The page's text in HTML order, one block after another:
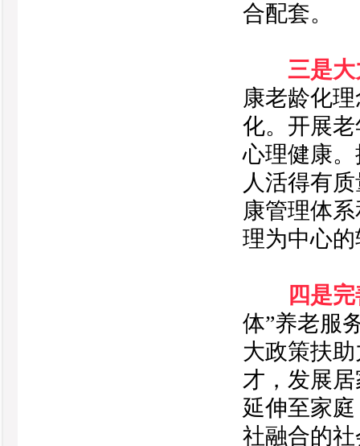
合配套。
三是
康老龄化
化。开展
心理健康
人活得有
康管理体
理为中心
四是
体”养老服
大政策扶
才，发展
延伸至家
社融合的